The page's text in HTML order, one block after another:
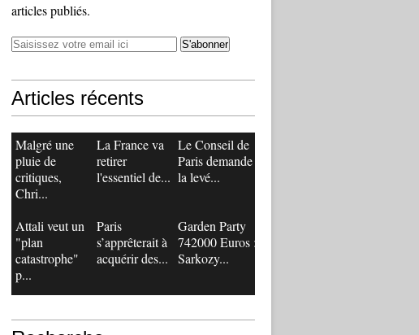
articles publiés.
Articles récents
Malgré une
pluie de
critiques,
Chri...
La France va
retirer
l'essentiel de...
Le Conseil de
Paris demande
la levé...
Attali veut un
"plan
catastrophe"
p...
Paris
s’apprêterait à
acquérir des...
Garden Party
742000 Euros :
Sarkozy...